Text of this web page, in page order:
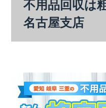
不用品回収は
名古屋支店